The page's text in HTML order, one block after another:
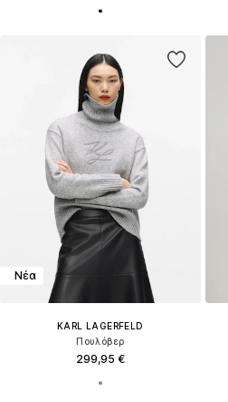
Νέα
KARL LAGERFELD
Πουλόβερ
299,95 €